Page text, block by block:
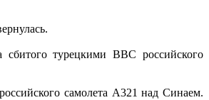
сбитого турецкими ВВС российского
самолета А321 над Синаем.